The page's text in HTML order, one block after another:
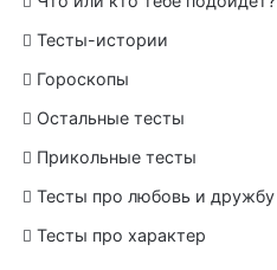
Тесты-истории
Гороскопы
Остальные тесты
Прикольные тесты
Тесты про любовь и дружбу
Тесты про характер